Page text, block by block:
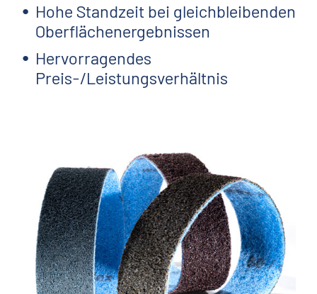
Hohe Standzeit bei gleichbleibenden
Oberflächenergebnissen
Hervorragendes
Preis-/Leistungsverhältnis